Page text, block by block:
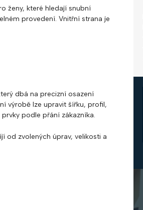
ženy, které hledají snubní
provedení. Vnitřní strana je
dbá na precizní osazení
výrobě lze upravit šířku, profil,
podle přání zákazníka.
od zvolených úprav, velikosti a